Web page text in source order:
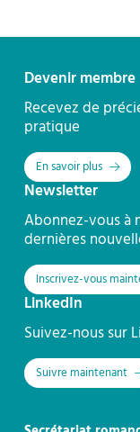
ContactDevenir membre
Recevez de
pratique
En savoir plus
Newsletter
Abonnez-vous à
dernières
Inscrivez-vous
LinkedIn
Suivez-nous sur
Suivre maintenant